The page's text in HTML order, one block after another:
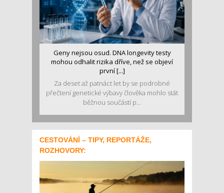
Geny nejsou osud. DNA longevity testy
mohou odhalit rizika dříve, než se objeví
první [...]
Za deset až patnáct let by se podrobné
přečtení genetické výbavy člověka mohlo stát
běžnou součástí p...
CESTOVÁNÍ – TIPY, REPORTÁŽE,
ROZHOVORY: